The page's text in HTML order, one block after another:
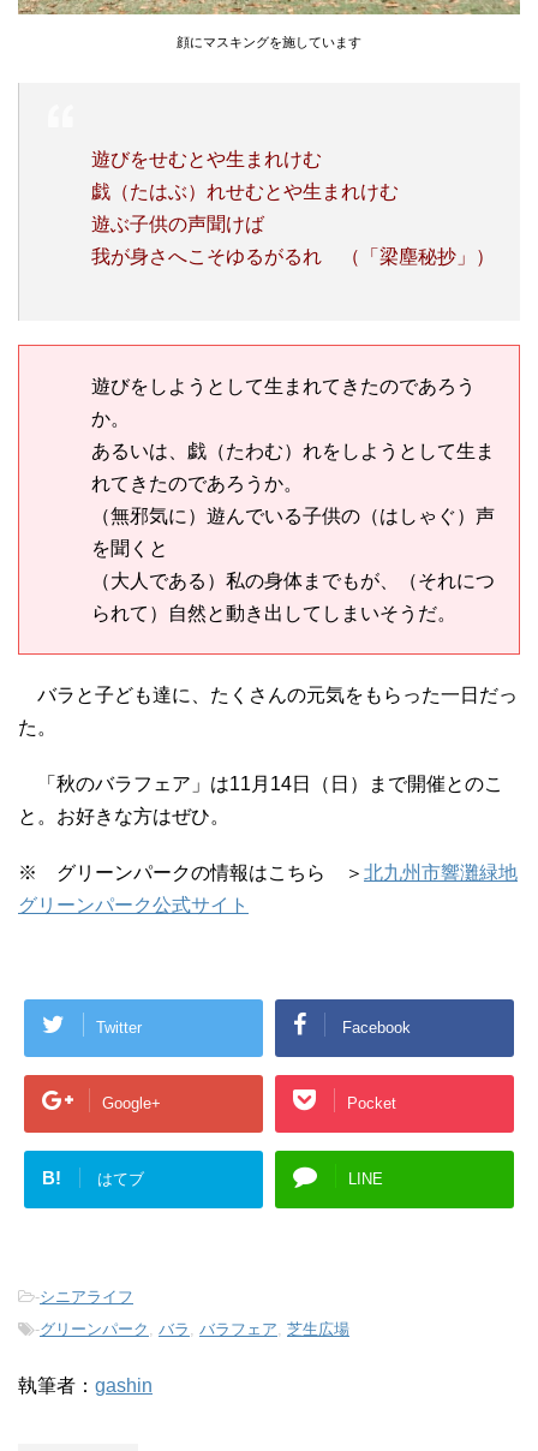
顔にマスキングを施しています
遊びをせむとや生まれけむ
戯（たはぶ）れせむとや生まれけむ
遊ぶ子供の声聞けば
我が身さへこそゆるがるれ （「梁塵秘抄」）
遊びをしようとして生まれてきたのであろう
か。
あるいは、戯（たわむ）れをしようとして生ま
れてきたのであろうか。
（無邪気に）遊んでいる子供の（はしゃぐ）声
を聞くと
（大人である）私の身体までもが、（それにつ
られて）自然と動き出してしまいそうだ。
バラと子ども達に、たくさんの元気をもらった一日だっ
た。
「秋のバラフェア」は11月14日（日）まで開催とのこ
と。お好きな方はぜひ。
※ グリーンパークの情報はこちら ＞ 北九州市響灘緑地
グリーンパーク公式サイト
Twitter Facebook
Google+ Pocket
B! はてブ LINE
-シニアライフ
-グリーンパーク バラ バラフェア 芝生広場
執筆者： gashin